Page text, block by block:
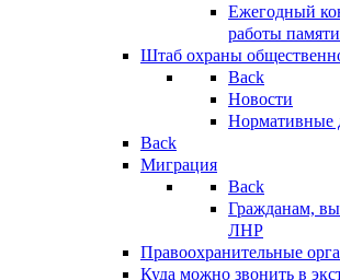
Ежегодный
работы
Штаб охраны
Back
Новости
Нормативные
Back
Миграция
Back
Гражданам,
ЛНР
Правоохранительные
Куда можно звонить в